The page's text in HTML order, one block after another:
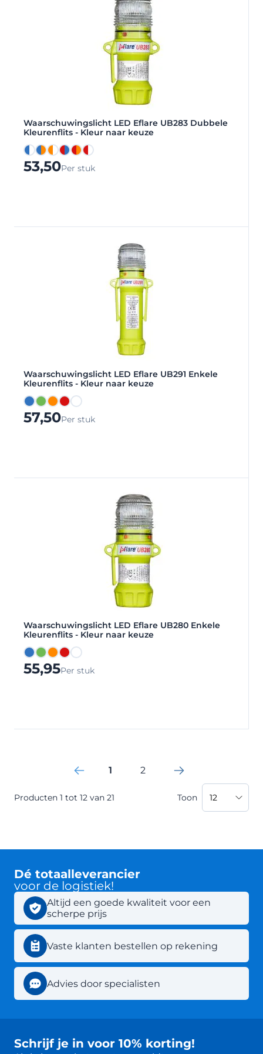
Waarschuwingslicht LED Eflare UB283 Dubbele
Kleurenflits - Kleur naar keuze
Blauw/Wit
Oranje/Blauw
Oranje/Wit
Rood/Blauw
Rood/Oranje
Rood/Wit
53,50Per stuk
Waarschuwingslicht LED Eflare UB291 Enkele
Kleurenflits - Kleur naar keuze
Blauw
Groen
Oranje
Rood
Wit
57,50Per stuk
Waarschuwingslicht LED Eflare UB280 Enkele
Kleurenflits - Kleur naar keuze
Blauw
Groen
Oranje
Rood
Wit
55,95Per stuk
Je leest momenteel pagina
1 Pagina
2
Producten 1 tot 12 van 21 Toon
Dé totaalleverancier
voor de logistiek!
Altijd een goede kwaliteit voor een
scherpe prijs
Vaste klanten bestellen op rekening
Advies door specialisten
Schrijf je in voor 10% korting!